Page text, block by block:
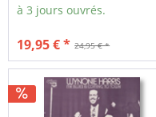
à 3 jours ouvrés.
24,95 € *
19,95 € *